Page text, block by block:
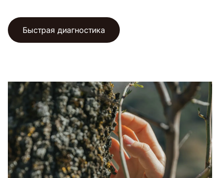
Быстрая диагностика